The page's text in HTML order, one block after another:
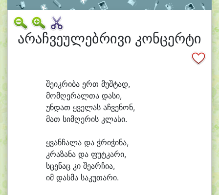
არაჩვეულებრივი კონცერტი
შეიკრიბა ერთ მუშტად,
მომღერალთა დასი,
უნდათ ყველას აჩვენონ,
მათ სიმღერის კლასი.
ყვანჩალა და ჭრიჭინა,
კრაზანა და ფუტკარი,
სცენაც კი შეარჩია,
იმ დასმა საკუთარი.